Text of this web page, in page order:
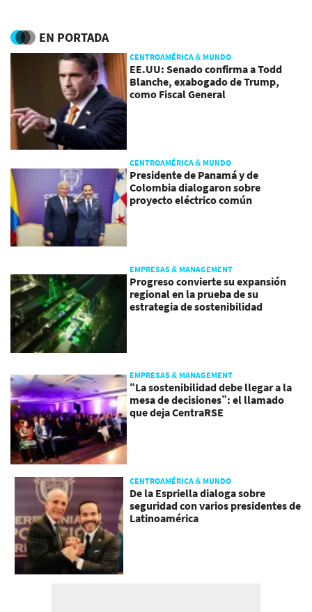
EN PORTADA
CENTROAMÉRICA & MUNDO
EE.UU: Senado confirma a Todd
Blanche, exabogado de Trump,
como Fiscal General
CENTROAMÉRICA & MUNDO
Presidente de Panamá y de
Colombia dialogaron sobre
proyecto eléctrico común
EMPRESAS & MANAGEMENT
Progreso convierte su expansión
regional en la prueba de su
estrategia de sostenibilidad
EMPRESAS & MANAGEMENT
“La sostenibilidad debe llegar a la
mesa de decisiones”: el llamado
que deja CentraRSE
CENTROAMÉRICA & MUNDO
De la Espriella dialoga sobre
seguridad con varios presidentes de
Latinoamérica